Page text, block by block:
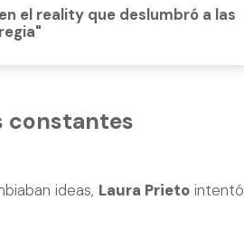
el reality que deslumbró a las
constantes
ideas, Laura Prieto intentó